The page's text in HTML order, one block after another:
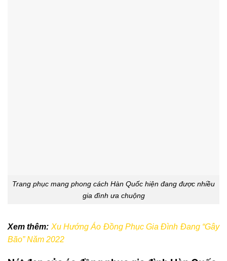
Trang phục mang phong cách Hàn Quốc hiện đang được nhiều
gia đình ưa chuộng
Xem thêm: Xu Hướng Áo Đồng Phục Gia Đình Đang “Gây
Bão” Năm 2022